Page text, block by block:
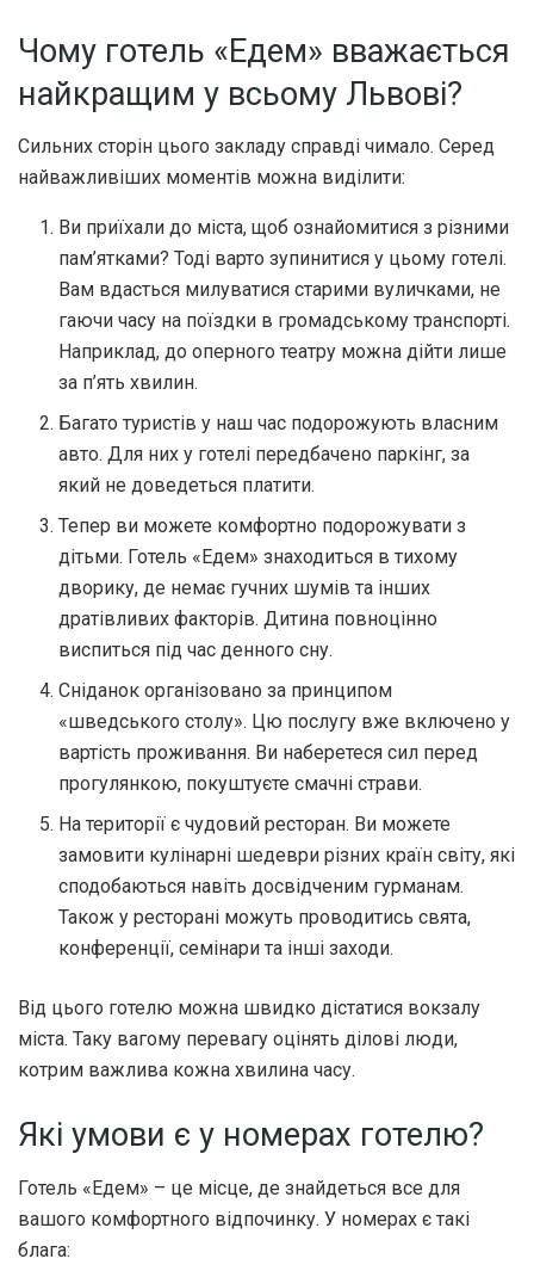
Чому готель «Едем» вважається
найкращим у всьому Львові?
Сильних сторін цього закладу справді чимало. Серед
найважливіших моментів можна виділити:
Ви приїхали до міста, щоб ознайомитися з різними
пам’ятками? Тоді варто зупинитися у цьому готелі.
Вам вдасться милуватися старими вуличками, не
гаючи часу на поїздки в громадському транспорті.
Наприклад, до оперного театру можна дійти лише
за п’ять хвилин.
Багато туристів у наш час подорожують власним
авто. Для них у готелі передбачено паркінг, за
який не доведеться платити.
Тепер ви можете комфортно подорожувати з
дітьми. Готель «Едем» знаходиться в тихому
дворику, де немає гучних шумів та інших
дратівливих факторів. Дитина повноцінно
виспиться під час денного сну.
Сніданок організовано за принципом
«шведського столу». Цю послугу вже включено у
вартість проживання. Ви наберетеся сил перед
прогулянкою, покуштуєте смачні страви.
На території є чудовий ресторан. Ви можете
замовити кулінарні шедеври різних країн світу, які
сподобаються навіть досвідченим гурманам.
Також у ресторані можуть проводитись свята,
конференції, семінари та інші заходи.
Від цього готелю можна швидко дістатися вокзалу
міста. Таку вагому перевагу оцінять ділові люди,
котрим важлива кожна хвилина часу.
Які умови є у номерах готелю?
Готель «Едем» – це місце, де знайдеться все для
вашого комфортного відпочинку. У номерах є такі
блага: